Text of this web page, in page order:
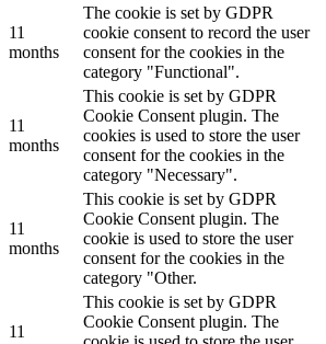
11
months
The cookie is set by GDPR
cookie consent to record the user
consent for the cookies in the
category "Functional".
11
months
This cookie is set by GDPR
Cookie Consent plugin. The
cookies is used to store the user
consent for the cookies in the
category "Necessary".
11
months
This cookie is set by GDPR
Cookie Consent plugin. The
cookie is used to store the user
consent for the cookies in the
category "Other.
11
This cookie is set by GDPR
Cookie Consent plugin. The